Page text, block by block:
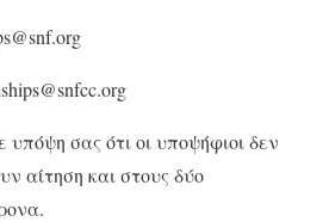
σας ότι οι υποψήφιοι δεν
αίτηση και στους δύο